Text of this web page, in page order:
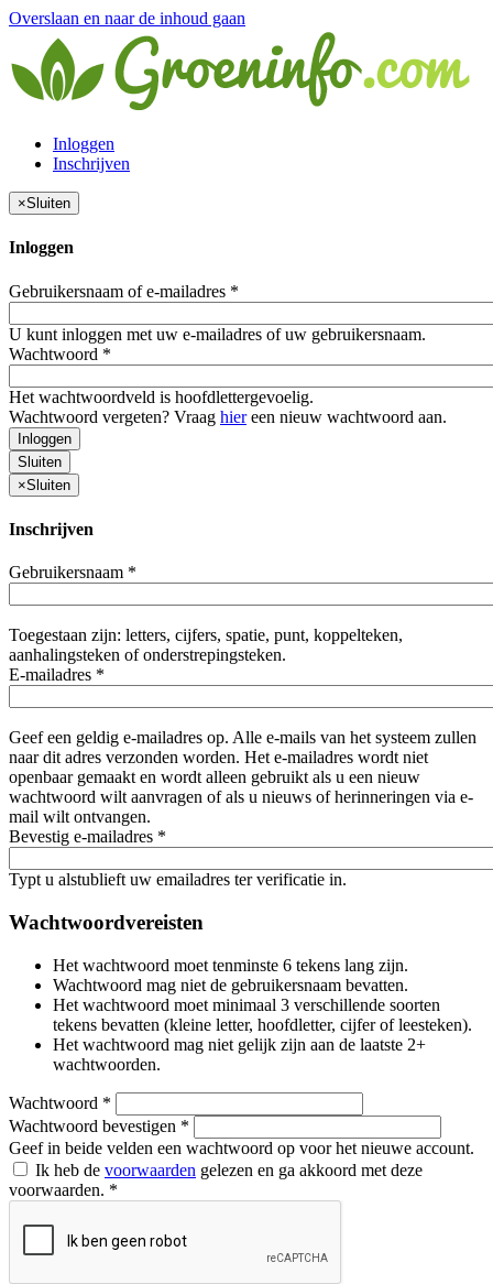
Overslaan en naar de inhoud gaan
Inloggen
Inschrijven
×Sluiten
Inloggen
Gebruikersnaam of e-mailadres *
U kunt inloggen met uw e-mailadres of uw gebruikersnaam.
Wachtwoord *
Het wachtwoordveld is hoofdlettergevoelig.
Wachtwoord vergeten? Vraag hiereen nieuw wachtwoord aan.
Inloggen
Sluiten
×Sluiten
Inschrijven
Gebruikersnaam *
Toegestaan zijn: letters, cijfers, spatie, punt, koppelteken,
aanhalingsteken of onderstrepingsteken.
E-mailadres *
Geef een geldig e-mailadres op. Alle e-mails van het systeem zullen
naar dit adres verzonden worden. Het e-mailadres wordt niet
openbaar gemaakt en wordt alleen gebruikt als u een nieuw
wachtwoord wilt aanvragen of als u nieuws of herinneringen via e-
mail wilt ontvangen.
Bevestig e-mailadres *
Typt u alstublieft uw emailadres ter verificatie in.
Wachtwoordvereisten
Het wachtwoord moet tenminste 6 tekens lang zijn.
Wachtwoord mag niet de gebruikersnaam bevatten.
Het wachtwoord moet minimaal 3 verschillende soorten
tekens bevatten (kleine letter, hoofdletter, cijfer of leesteken).
Het wachtwoord mag niet gelijk zijn aan de laatste 2+
wachtwoorden.
Wachtwoord *
Wachtwoord bevestigen *
Geef in beide velden een wachtwoord op voor het nieuwe account.
Ik heb de voorwaarden gelezen en ga akkoord met deze
voorwaarden. *